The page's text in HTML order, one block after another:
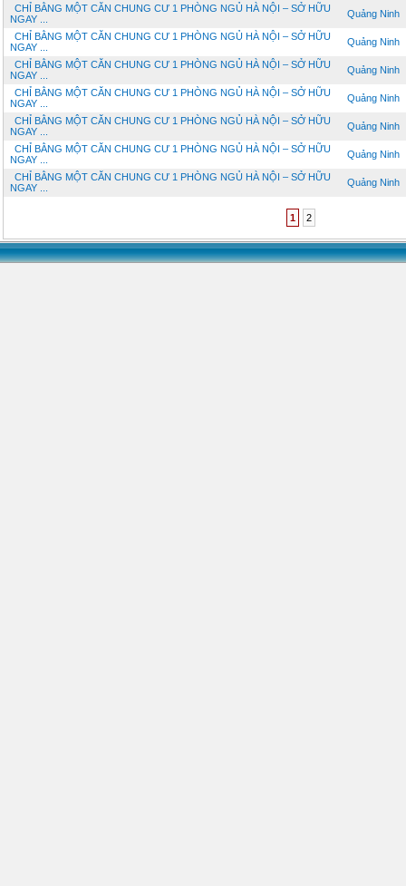
CHỈ BẰNG MỘT CĂN CHUNG CƯ 1 PHÒNG NGỦ HÀ NỘI – SỞ HỮU
NGAY ...
Quảng Ninh
CHỈ BẰNG MỘT CĂN CHUNG CƯ 1 PHÒNG NGỦ HÀ NỘI – SỞ HỮU
NGAY ...
Quảng Ninh
CHỈ BẰNG MỘT CĂN CHUNG CƯ 1 PHÒNG NGỦ HÀ NỘI – SỞ HỮU
NGAY ...
Quảng Ninh
CHỈ BẰNG MỘT CĂN CHUNG CƯ 1 PHÒNG NGỦ HÀ NỘI – SỞ HỮU
NGAY ...
Quảng Ninh
CHỈ BẰNG MỘT CĂN CHUNG CƯ 1 PHÒNG NGỦ HÀ NỘI – SỞ HỮU
NGAY ...
Quảng Ninh
CHỈ BẰNG MỘT CĂN CHUNG CƯ 1 PHÒNG NGỦ HÀ NỘI – SỞ HỮU
NGAY ...
Quảng Ninh
CHỈ BẰNG MỘT CĂN CHUNG CƯ 1 PHÒNG NGỦ HÀ NỘI – SỞ HỮU
NGAY ...
Quảng Ninh
1 2